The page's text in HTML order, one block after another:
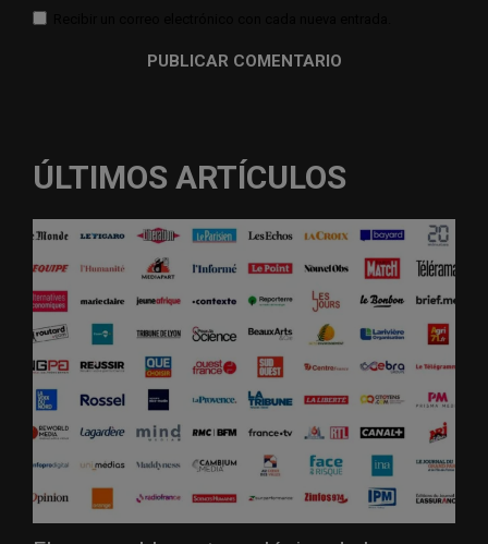
ÚLTIMOS ARTÍCULOS